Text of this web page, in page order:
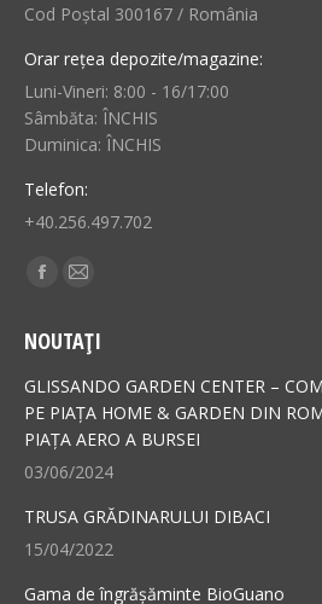
Cod Poștal 300167 / România
Orar rețea depozite/magazine:
Luni-Vineri: 8:00 - 16/17:00
Sâmbăta: ÎNCHIS
Duminica: ÎNCHIS
Telefon:
+40.256.497.702
Find us on:
Facebook
opens
in
new
window
Mail
opens
in
new
window
NOUTAȚI
GLISSANDO GARDEN CENTER –
PE PIAȚA HOME & GARDEN DIN
PIAȚA AERO A BURSEI
03/06/2024
TRUSA GRĂDINARULUI DIBACI
15/04/2022
Gama de îngrășăminte BioGuano